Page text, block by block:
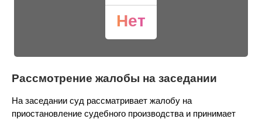
Нет
Рассмотрение жалобы на заседании
На заседании суд рассматривает жалобу на
приостановление судебного производства и принимает